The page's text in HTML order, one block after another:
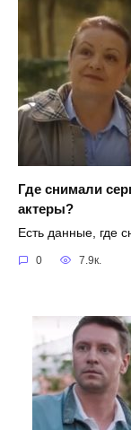
Где снимали
актеры?
Есть данные, где
0 7.9к.